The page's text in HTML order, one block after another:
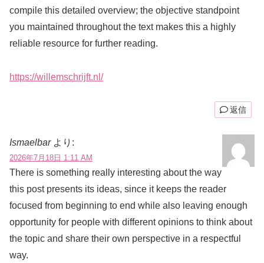
compile this detailed overview; the objective standpoint
you maintained throughout the text makes this a highly
reliable resource for further reading.
https://willemschrijft.nl/
返信
Ismaelbar より:
2026年7月18日 1:11 AM
There is something really interesting about the way
this post presents its ideas, since it keeps the reader
focused from beginning to end while also leaving enough
opportunity for people with different opinions to think about
the topic and share their own perspective in a respectful
way.